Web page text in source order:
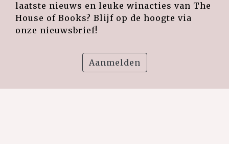
laatste nieuws en leuke winacties van The
House of Books? Blijf op de hoogte via
onze nieuwsbrief!
Aanmelden